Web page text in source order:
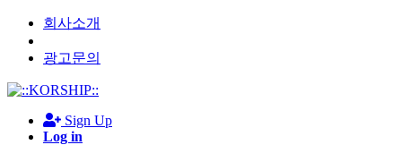
회사소개
광고문의
Sign Up
Log in